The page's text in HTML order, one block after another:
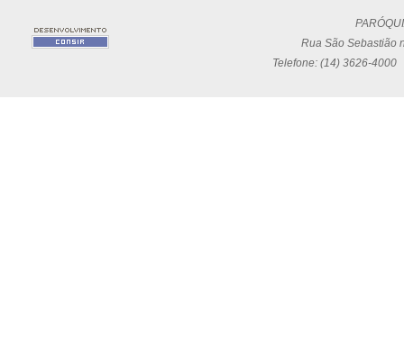
Rua São Sebastião
Telefone: (14) 3626-